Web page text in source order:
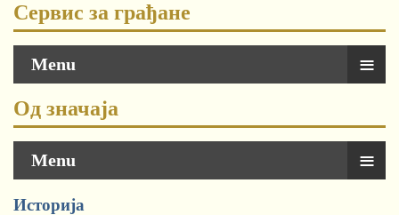
Сервис за грађане
Menu ≡
Од значаја
Menu ≡
Историја